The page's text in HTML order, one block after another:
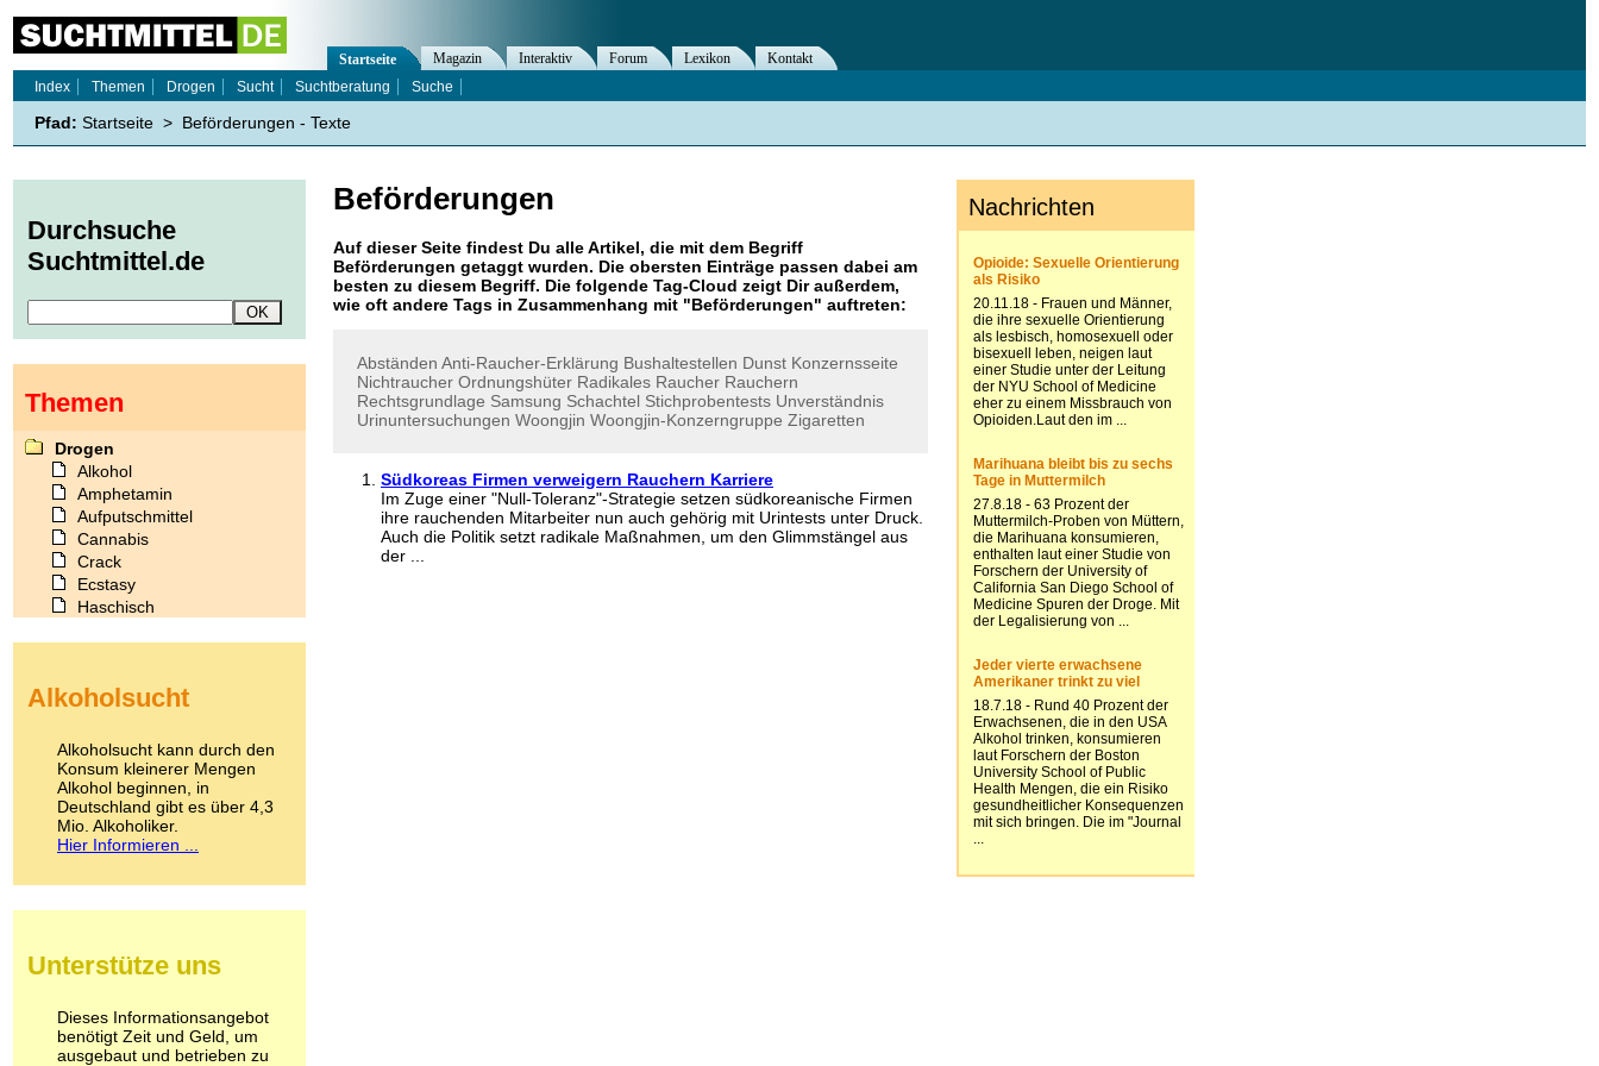
Beförderungen
Auf dieser Seite findest Du alle Artikel, die mit dem Begriff
Beförderungen getaggt wurden. Die obersten Einträge passen dabei am
besten zu diesem Begriff. Die folgende Tag-Cloud zeigt Dir außerdem,
wie oft andere Tags in Zusammenhang mit "Beförderungen" auftreten:
Abständen Anti-Raucher-Erklärung Bushaltestellen Dunst Konzernsseite
Nichtraucher Ordnungshüter Radikales Raucher Rauchern
Rechtsgrundlage Samsung Schachtel Stichprobentests Unverständnis
Urinuntersuchungen Woongjin Woongjin-Konzerngruppe Zigaretten
Südkoreas Firmen verweigern Rauchern Karriere
Im Zuge einer "Null-Toleranz"-Strategie setzen südkoreanische Firmen
ihre rauchenden Mitarbeiter nun auch gehörig mit Urintests unter Druck.
Auch die Politik setzt radikale Maßnahmen, um den Glimmstängel aus
der ...
Startseite Magazin Interaktiv Forum Lexikon
Kontakt
Index
Themen Drogen Sucht Suchtberatung Suche
Pfad: Startseite > Beförderungen - Texte
Durchsuche
Suchtmittel.de
Themen
Drogen
Alkohol
Amphetamin
Aufputschmittel
Cannabis
Crack
Ecstasy
Haschisch
Kokain
LSD
Marihuana
Medikamente
Meskalin
Metamphetamin
Methadon
Pilze
Psychopharmaka
Schlafmittel
Schmerzmittel
Alkoholsucht
Alkoholsucht kann durch den
Konsum kleinerer Mengen
Alkohol beginnen, in
Deutschland gibt es über 4,3
Mio. Alkoholiker.
Hier Informieren ...
Unterstütze uns
Dieses Informationsangebot
benötigt Zeit und Geld, um
ausgebaut und betrieben zu